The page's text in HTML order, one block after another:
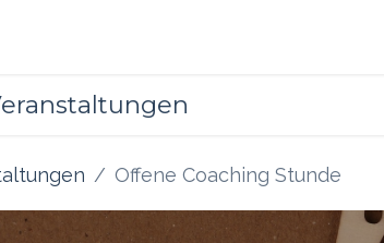
Offene Coaching Stunde